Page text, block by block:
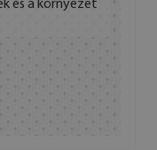
és a környezet